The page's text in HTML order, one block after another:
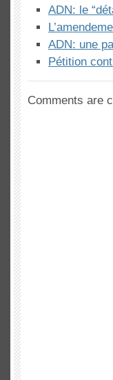
ADN: le
ADN: une
Pétition
Comments are